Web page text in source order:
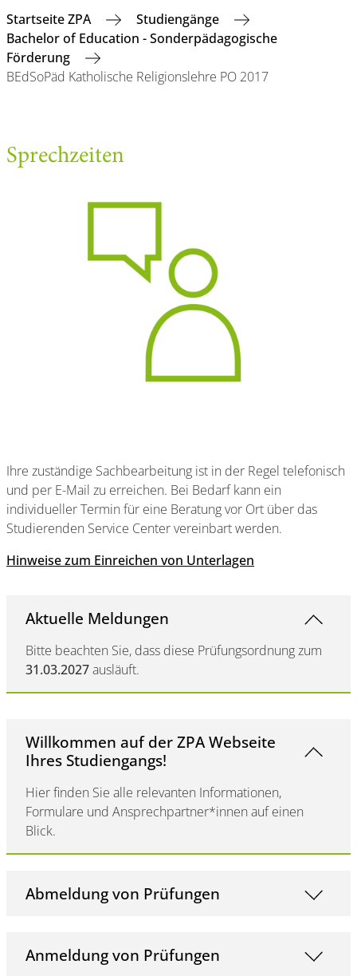
Startseite ZPA
Studiengänge
Bachelor of Education - Sonderpädagogische
Förderung
BEdSoPäd Katholische Religionslehre PO 2017
Sprechzeiten
Ihre zuständige Sachbearbeitung ist in der Regel telefonisch
und per E-Mail zu erreichen. Bei Bedarf kann ein
individueller Termin für eine Beratung vor Ort über das
Studierenden Service Center vereinbart werden.
Hinweise zum Einreichen von Unterlagen
Aktuelle Meldungen
Bitte beachten Sie, dass diese Prüfungsordnung zum
31.03.2027ausläuft.
Willkommen auf der ZPA Webseite
Ihres Studiengangs!
Hier finden Sie alle relevanten Informationen,
Formulare und Ansprechpartner*innen auf einen
Blick.
Abmeldung von Prüfungen
Anmeldung von Prüfungen